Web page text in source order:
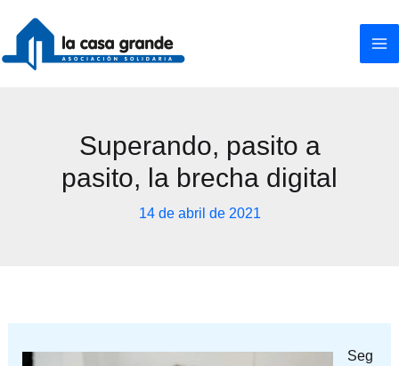
contenido
Superando, pasito a
pasito, la brecha digital
14 de abril de 2021
Seg